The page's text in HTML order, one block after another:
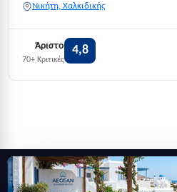
Νικήτη, Χαλκιδικής
Άριστο
70+ Κριτικές
4,8